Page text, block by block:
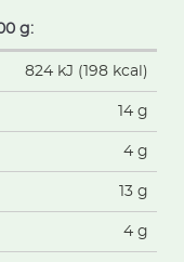
g:
824 kJ (198 kcal)
14 g
4 g
13 g
4 g